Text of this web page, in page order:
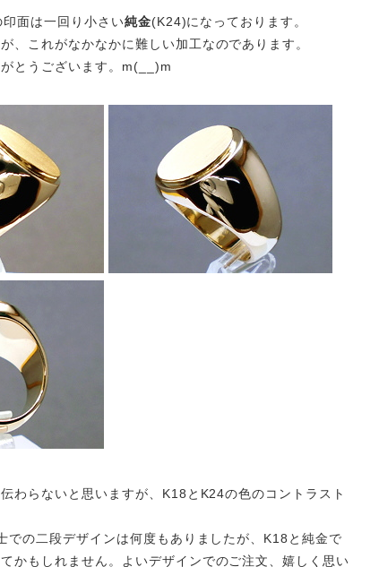
面は一回り小さい純金(K24)になっております。
、これがなかなかに難しい加工なのであります。
とうございます。m(__)m
わらないと思いますが、K18とK24の色のコントラスト
での二段デザインは何度もありましたが、K18と純金で
かもしれません。よいデザインでのご注文、嬉しく思い